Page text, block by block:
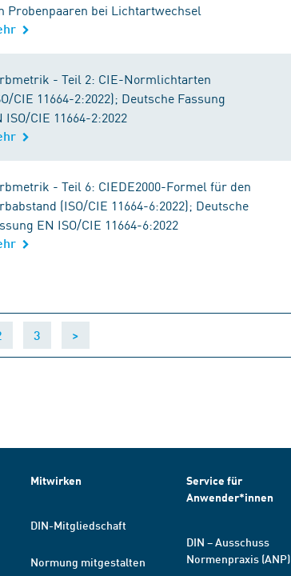
Probenpaaren bei Lichtartwechsel
- Teil 2: CIE-Normlichtarten
CIE 11664-2:2022); Deutsche Fassung
ISO/CIE 11664-2:2022
- Teil 6: CIEDE2000-Formel für den
(ISO/CIE 11664-6:2022); Deutsche
EN ISO/CIE 11664-6:2022
3 >
Mitwirken
DIN-Mitgliedschaft
Normung mitgestalten
Service für
Anwender*innen
DIN – Ausschuss
Normenpraxis (ANP)